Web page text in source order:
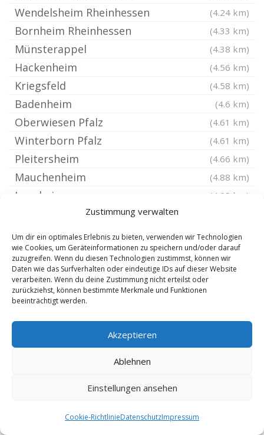
Zustimmung verwalten
Um dir ein optimales Erlebnis zu bieten, verwenden wir Technologien
wie Cookies, um Geräteinformationen zu speichern und/oder darauf
zuzugreifen. Wenn du diesen Technologien zustimmst, können wir
Daten wie das Surfverhalten oder eindeutige IDs auf dieser Website
verarbeiten. Wenn du deine Zustimmung nicht erteilst oder
zurückziehst, können bestimmte Merkmale und Funktionen
beeinträchtigt werden.
Akzeptieren
Ablehnen
Einstellungen ansehen
Cookie-RichtlinieDatenschutzImpressum
Wendelsheim Rheinhessen (4.24 km)
Bornheim Rheinhessen (4.33 km)
Münsterappel (4.38 km)
Hackenheim (4.56 km)
Kriegsfeld (4.58 km)
Badenheim (4.6 km)
Oberwiesen Pfalz (4.61 km)
Winterborn Pfalz (4.61 km)
Pleitersheim (4.66 km)
Mauchenheim (4.88 km)
Lonsheim (4.98 km)
Armsheim Rheinhessen
Gau-Bickelheim (5.31 km)
Orbis (5.41 km)
Morschheim (5.52 km)
Oberhausen an der Appel
Bermersheim vor der Höhe
Altenbamberg (6.06 km)
Bad Münster am Stein-Ebernburg
Gaugrehweiler